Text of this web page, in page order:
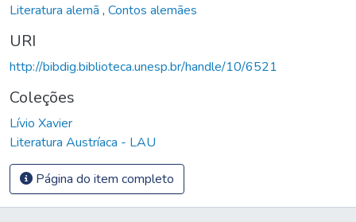
Literatura alemã , Contos alemães
URI
http://bibdig.biblioteca.unesp.br/handle/10/6521
Coleções
Lívio Xavier
Literatura Austríaca - LAU
Página do item completo